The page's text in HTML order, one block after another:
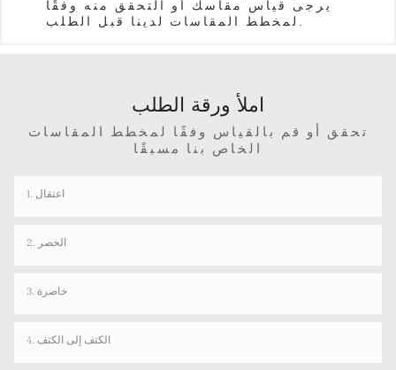
يرجى قياس مقاسك أو التحقق منه وفقًا
لمخطط المقاسات لدينا قبل الطلب.
املأ ورقة الطلب
تحقق أو قم بالقياس وفقًا لمخطط المقاسات
الخاص بنا مسبقًا
1. اعتقال
2. الخصر
3. خاصرة
4. الكتف إلى الكتف